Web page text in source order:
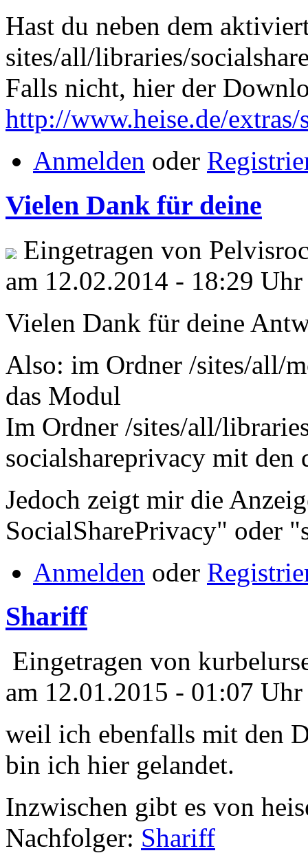
Hast du neben dem
sites/all/libraries/
Falls nicht, hier der
http://www.heise.de/
Anmelden oder
Vielen Dank für deine
Eingetragen von
am 12.02.2014 - 18:29 Uhr
Vielen Dank für deine
Also: im Ordner /sites/all/
das Modul
Im Ordner /sites/all/
socialshareprivacy mit den
Jedoch zeigt mir die
SocialSharePrivacy" oder
Anmelden oder
Shariff
Eingetragen von
am 12.01.2015 - 01:07 Uhr
weil ich ebenfalls mit den
bin ich hier gelandet.
Inzwischen gibt es von
Nachfolger: Shariff